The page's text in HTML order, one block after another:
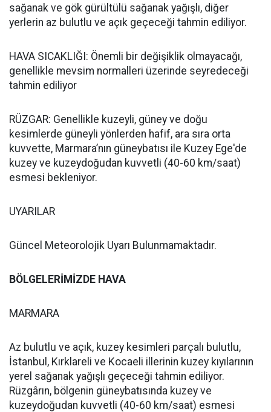
sağanak ve gök gürültülü sağanak yağışlı, diğer
yerlerin az bulutlu ve açık geçeceği tahmin ediliyor.
HAVA SICAKLIĞI: Önemli bir değişiklik olmayacağı,
genellikle mevsim normalleri üzerinde seyredeceği
tahmin ediliyor
RÜZGAR: Genellikle kuzeyli, güney ve doğu
kesimlerde güneyli yönlerden hafif, ara sıra orta
kuvvette, Marmara’nın güneybatısı ile Kuzey Ege'de
kuzey ve kuzeydoğudan kuvvetli (40-60 km/saat)
esmesi bekleniyor.
UYARILAR
Güncel Meteorolojik Uyarı Bulunmamaktadır.
BÖLGELERİMİZDE HAVA
MARMARA
Az bulutlu ve açık, kuzey kesimleri parçalı bulutlu,
İstanbul, Kırklareli ve Kocaeli illerinin kuzey kıyılarının
yerel sağanak yağışlı geçeceği tahmin ediliyor.
Rüzgârın, bölgenin güneybatısında kuzey ve
kuzeydoğudan kuvvetli (40-60 km/saat) esmesi